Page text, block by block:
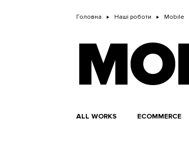
Головна Наші роботи Mobile
ALL WORKS ECOMMERCE